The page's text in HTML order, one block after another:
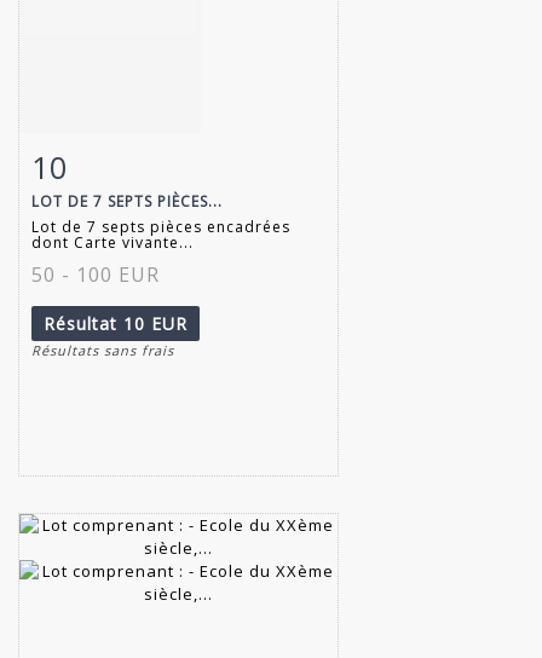
Fiche détaillée
10
LOT DE 7 SEPTS PIÈCES...
Lot de 7 septs pièces encadrées
dont Carte vivante...
50 - 100 EUR
Résultat 10 EUR
Résultats sans frais